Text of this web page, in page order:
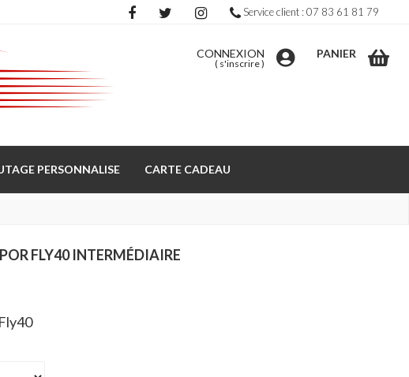
CONNEXION
( s'inscrire)
PANIER
PERSONNALISE CARTE CADEAU
FLY40 INTERMÉDIAIRE
Service client : 07 83 61 81 79